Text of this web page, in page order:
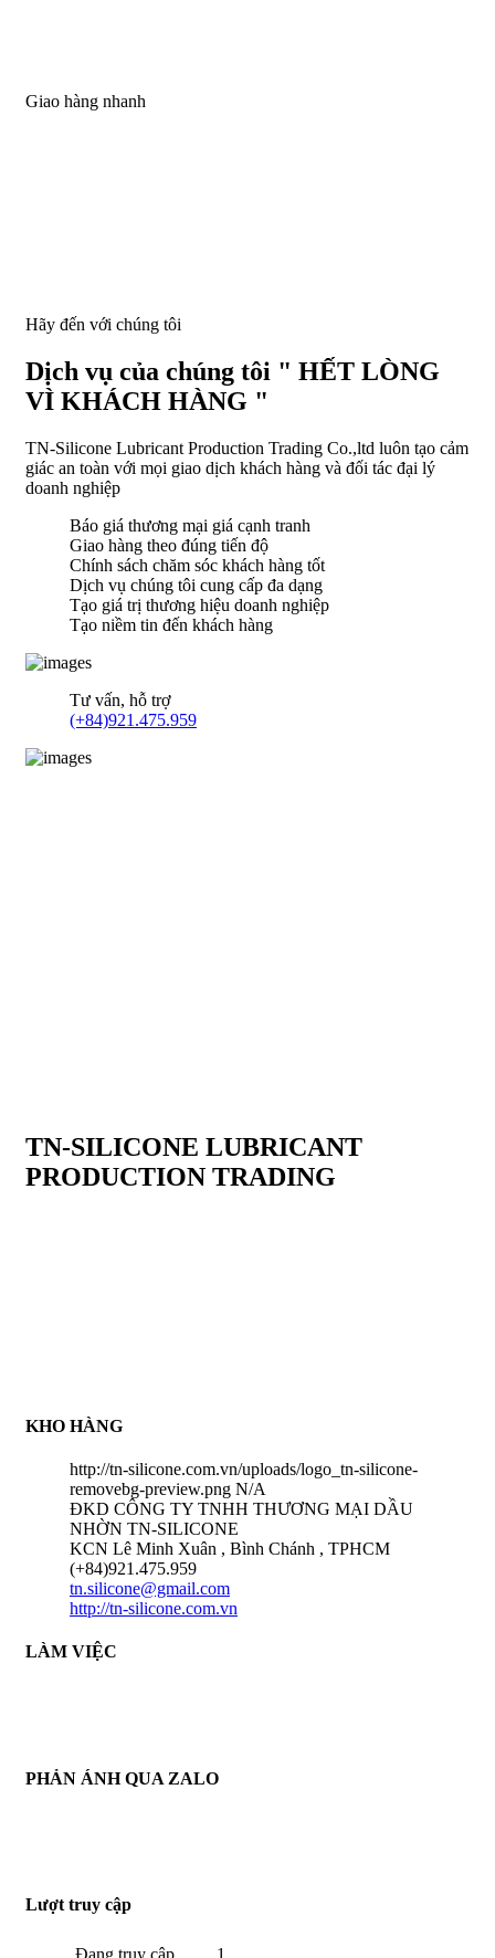
Giao hàng nhanh
Hãy đến với chúng tôi
Dịch vụ của chúng tôi " HẾT LÒNG
VÌ KHÁCH HÀNG "
TN-Silicone Lubricant Production Trading Co.,ltd luôn tạo cảm
giác an toàn với mọi giao dịch khách hàng và đối tác đại lý
doanh nghiệp
Báo giá thương mại giá cạnh tranh
Giao hàng theo đúng tiến độ
Chính sách chăm sóc khách hàng tốt
Dịch vụ chúng tôi cung cấp đa dạng
Tạo giá trị thương hiệu doanh nghiệp
Tạo niềm tin đến khách hàng
Tư vấn, hỗ trợ
(+84)921.475.959
TN-SILICONE LUBRICANT
PRODUCTION TRADING
KHO HÀNG
http://tn-silicone.com.vn/uploads/logo_tn-silicone-
removebg-preview.png N/A
ĐKD CÔNG TY TNHH THƯƠNG MẠI DẦU
NHỜN TN-SILICONE
KCN Lê Minh Xuân , Bình Chánh , TPHCM
(+84)921.475.959
tn.silicone@gmail.com
http://tn-silicone.com.vn
LÀM VIỆC
PHẢN ÁNH QUA ZALO
Lượt truy cập
Đang truy cập 1